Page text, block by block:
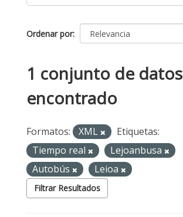
Ordenar por
1 conjunto de datos
encontrado
Formatos: XML
Etiquetas:
Tiempo real
Lejoanbusa
Autobús
Leioa
Filtrar Resultados